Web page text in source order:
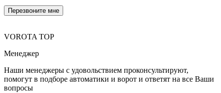
VOROTA TOP
Менеджер
Наши менеджеры с удовольствием проконсультируют,
помогут в подборе автоматики и ворот и ответят на все Ваши
вопросы